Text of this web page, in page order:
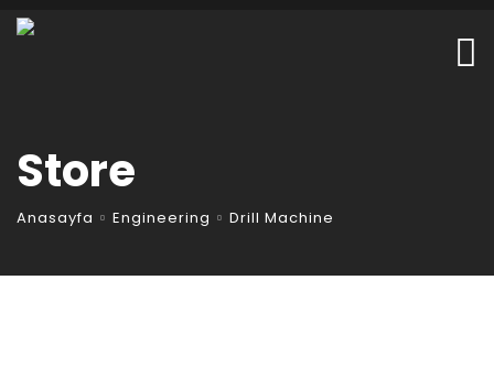
Store
Anasayfa Engineering Drill Machine